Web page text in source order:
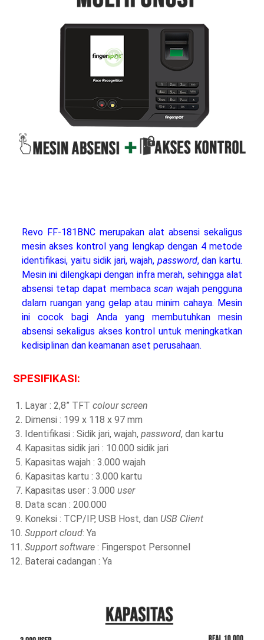
Revo FF-181BNC merupakan alat absensi sekaligus
mesin akses kontrol yang lengkap dengan 4 metode
identifikasi, yaitu sidik jari, wajah, password, dan kartu.
Mesin ini dilengkapi dengan infra merah, sehingga alat
absensi tetap dapat membaca scan wajah pengguna
dalam ruangan yang gelap atau minim cahaya. Mesin
ini cocok bagi Anda yang membutuhkan mesin
absensi sekaligus akses kontrol untuk meningkatkan
kedisiplinan dan keamanan aset perusahaan.
SPESIFIKASI:
Layar : 2,8” TFT colour screen
Dimensi : 199 x 118 x 97 mm
Identifikasi : Sidik jari, wajah, password, dan kartu
Kapasitas sidik jari : 10.000 sidik jari
Kapasitas wajah : 3.000 wajah
Kapasitas kartu : 3.000 kartu
Kapasitas user : 3.000 user
Data scan : 200.000
Koneksi : TCP/IP, USB Host, dan USB Client
Support cloud: Ya
Support software : Fingerspot Personnel
Baterai cadangan : Ya